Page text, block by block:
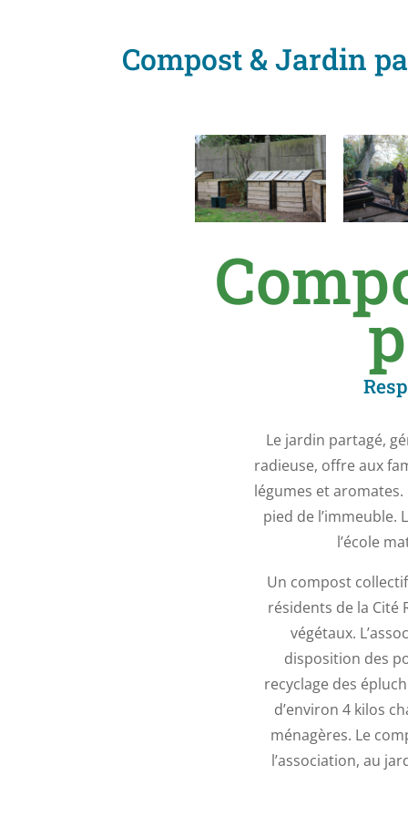
Compost & Jardin
Le jardin partagé,
radieuse, offre aux
légumes et
pied de l’immeuble.
l’école
Un compost
résidents de la Cité
végétaux.
disposition des
recyclage des
d’environ 4 kilos
ménagères. Le
l’association, au